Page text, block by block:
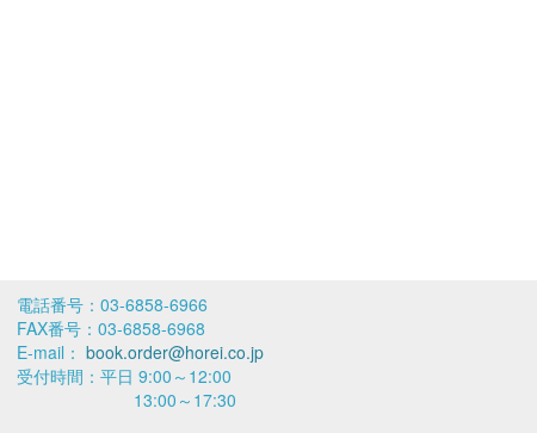
電話番号：03-6858-6966
FAX番号：03-6858-6968
E-mail： book.order@horei.co.jp
受付時間：平日 9:00～12:00
13:00～17:30